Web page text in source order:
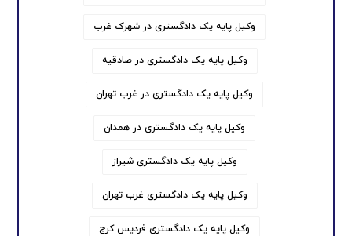
وکیل پایه یک دادگستری در شهرک غرب
وکیل پایه یک دادگستری در صادقیه
وکیل پایه یک دادگستری در غرب تهران
وکیل پایه یک دادگستری در همدان
وکیل پایه یک دادگستری شیراز
وکیل پایه یک دادگستری غرب تهران
وکیل پایه یک دادگستری فردیس کرج